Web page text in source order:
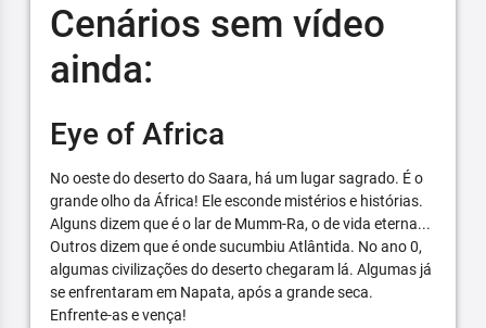
Cenários sem vídeo
ainda:
Eye of Africa
No oeste do deserto do Saara, há um lugar sagrado. É o
grande olho da África! Ele esconde mistérios e histórias.
Alguns dizem que é o lar de Mumm-Ra, o de vida eterna...
Outros dizem que é onde sucumbiu Atlântida. No ano 0,
algumas civilizações do deserto chegaram lá. Algumas já
se enfrentaram em Napata, após a grande seca.
Enfrente-as e vença!